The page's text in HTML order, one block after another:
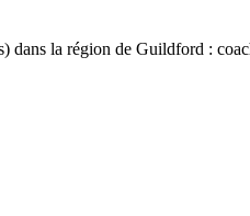
dans la région de Guildford :